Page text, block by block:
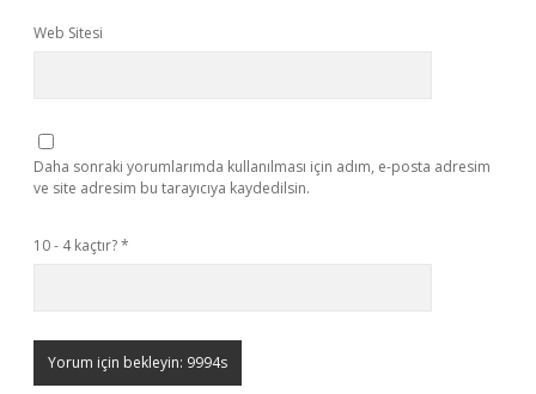
Web Sitesi
Daha sonraki yorumlarımda kullanılması için adım, e-posta adresim
ve site adresim bu tarayıcıya kaydedilsin.
10 - 4 kaçtır?*